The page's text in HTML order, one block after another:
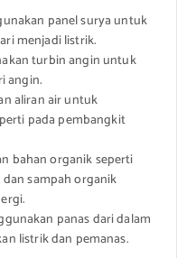
panel surya untuk
menjadi listrik.
turbin angin untuk
angin.
aliran air untuk
pada pembangkit
bahan organik seperti
sampah organik
panas dari dalam
listrik dan pemanas.